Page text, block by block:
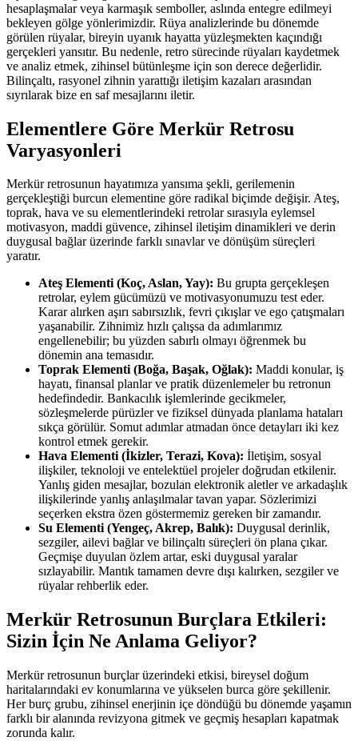
hesaplaşmalar veya karmaşık semboller, aslında entegre edilmeyi
bekleyen gölge yönlerimizdir. Rüya analizlerinde bu dönemde
görülen rüyalar, bireyin uyanık hayatta yüzleşmekten kaçındığı
gerçekleri yansıtır. Bu nedenle, retro sürecinde rüyaları kaydetmek
ve analiz etmek, zihinsel bütünleşme için son derece değerlidir.
Bilinçaltı, rasyonel zihnin yarattığı iletişim kazaları arasından
sıyrılarak bize en saf mesajlarını iletir.
Elementlere Göre Merkür Retrosu
Varyasyonleri
Merkür retrosunun hayatımıza yansıma şekli, gerilemenin
gerçekleştiği burcun elementine göre radikal biçimde değişir. Ateş,
toprak, hava ve su elementlerindeki retrolar sırasıyla eylemsel
motivasyon, maddi güvence, zihinsel iletişim dinamikleri ve derin
duygusal bağlar üzerinde farklı sınavlar ve dönüşüm süreçleri
yaratır.
Ateş Elementi (Koç, Aslan, Yay): Bu grupta gerçekleşen
retrolar, eylem gücümüzü ve motivasyonumuzu test eder.
Karar alırken aşırı sabırsızlık, fevri çıkışlar ve ego çatışmaları
yaşanabilir. Zihnimiz hızlı çalışsa da adımlarımız
engellenebilir; bu yüzden sabırlı olmayı öğrenmek bu
dönemin ana temasıdır.
Toprak Elementi (Boğa, Başak, Oğlak): Maddi konular, iş
hayatı, finansal planlar ve pratik düzenlemeler bu retronun
hedefindedir. Bankacılık işlemlerinde gecikmeler,
sözleşmelerde pürüzler ve fiziksel dünyada planlama hataları
sıkça görülür. Somut adımlar atmadan önce detayları iki kez
kontrol etmek gerekir.
Hava Elementi (İkizler, Terazi, Kova): İletişim, sosyal
ilişkiler, teknoloji ve entelektüel projeler doğrudan etkilenir.
Yanlış giden mesajlar, bozulan elektronik aletler ve arkadaşlık
ilişkilerinde yanlış anlaşılmalar tavan yapar. Sözlerimizi
seçerken ekstra özen göstermemiz gereken bir zamandır.
Su Elementi (Yengeç, Akrep, Balık): Duygusal derinlik,
sezgiler, ailevi bağlar ve bilinçaltı süreçleri ön plana çıkar.
Geçmişe duyulan özlem artar, eski duygusal yaralar
sızlayabilir. Mantık tamamen devre dışı kalırken, sezgiler ve
rüyalar rehberlik eder.
Merkür Retrosunun Burçlara Etkileri:
Sizin İçin Ne Anlama Geliyor?
Merkür retrosunun burçlar üzerindeki etkisi, bireysel doğum
haritalarındaki ev konumlarına ve yükselen burca göre şekillenir.
Her burç grubu, zihinsel enerjinin içe döndüğü bu dönemde yaşamın
farklı bir alanında revizyona gitmek ve geçmiş hesapları kapatmak
zorunda kalır.